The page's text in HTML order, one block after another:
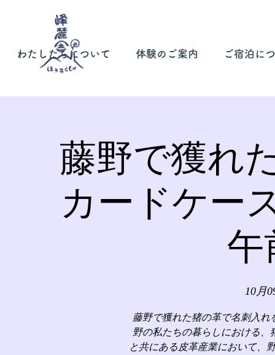
わたしたちについて 体験のご案内 ご宿泊に
藤野で獲れ
カードケー
午
10月
藤野で獲れた猪の革で名刺入
野の私たちの暮らしにおける
と共にある皮革産業において、